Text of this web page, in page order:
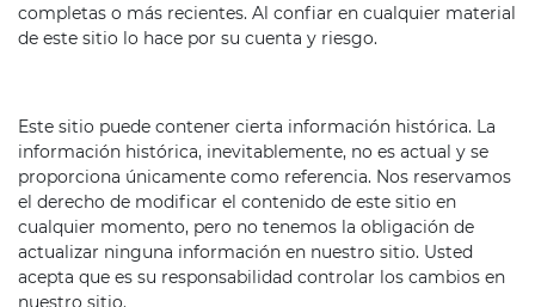
completas o más recientes. Al confiar en cualquier material
de este sitio lo hace por su cuenta y riesgo.
Este sitio puede contener cierta información histórica. La
información histórica, inevitablemente, no es actual y se
proporciona únicamente como referencia. Nos reservamos
el derecho de modificar el contenido de este sitio en
cualquier momento, pero no tenemos la obligación de
actualizar ninguna información en nuestro sitio. Usted
acepta que es su responsabilidad controlar los cambios en
nuestro sitio.